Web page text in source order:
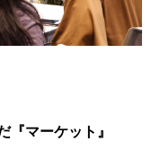
マーケット』